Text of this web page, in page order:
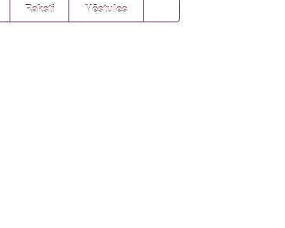
Raksti Vēstules